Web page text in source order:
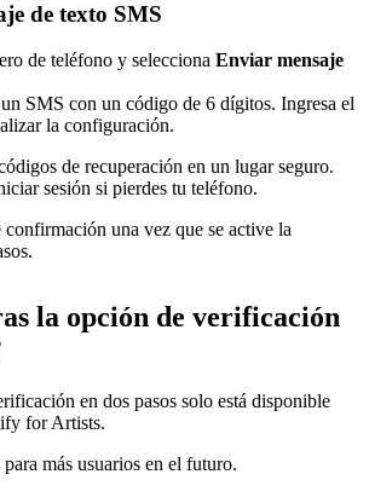
de texto SMS
de teléfono y selecciona Enviar mensaje
SMS con un código de 6 dígitos. Ingresa el
la configuración.
de recuperación en un lugar seguro.
sesión si pierdes tu teléfono.
una vez que se active la
la opción de verificación
en dos pasos solo está disponible
for Artists.
más usuarios en el futuro.